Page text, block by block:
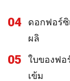
04
ดอกฟอร์ซิ
ผลิ
05
ใบของฟอ
เข้ม